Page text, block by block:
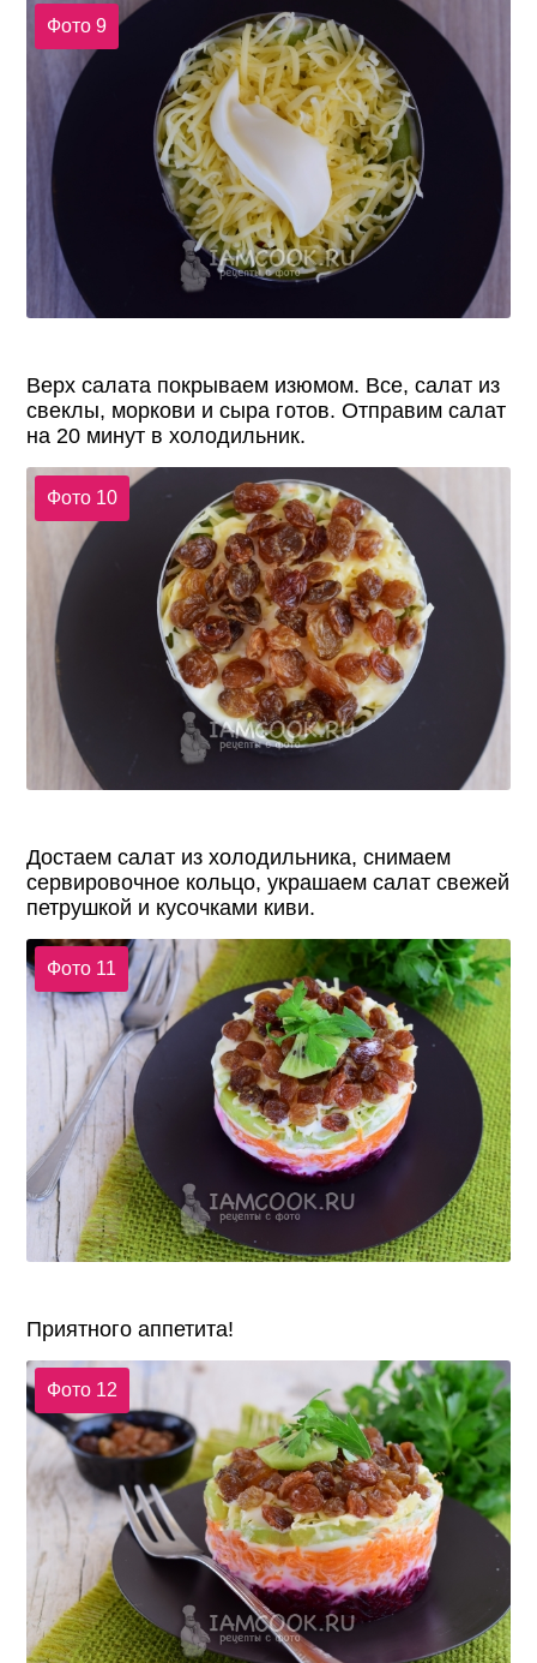
Фото 9
Верх салата покрываем изюмом. Все, салат из
свеклы, моркови и сыра готов. Отправим салат
на 20 минут в холодильник.
Фото 10
Достаем салат из холодильника, снимаем
сервировочное кольцо, украшаем салат свежей
петрушкой и кусочками киви.
Фото 11
Приятного аппетита!
Фото 12